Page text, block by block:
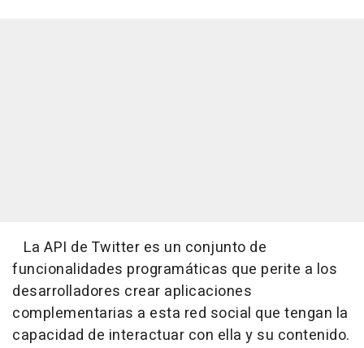
La API de Twitter es un conjunto de
funcionalidades programáticas que perite a los
desarrolladores crear aplicaciones
complementarias a esta red social que tengan la
capacidad de interactuar con ella y su contenido.